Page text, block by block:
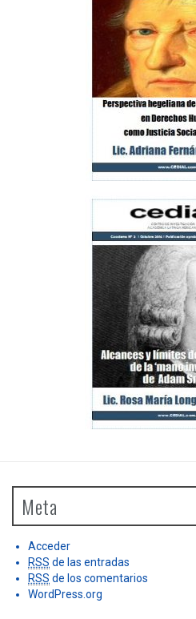
Meta
Acceder
RSS de las entradas
RSS de los comentarios
WordPress.org